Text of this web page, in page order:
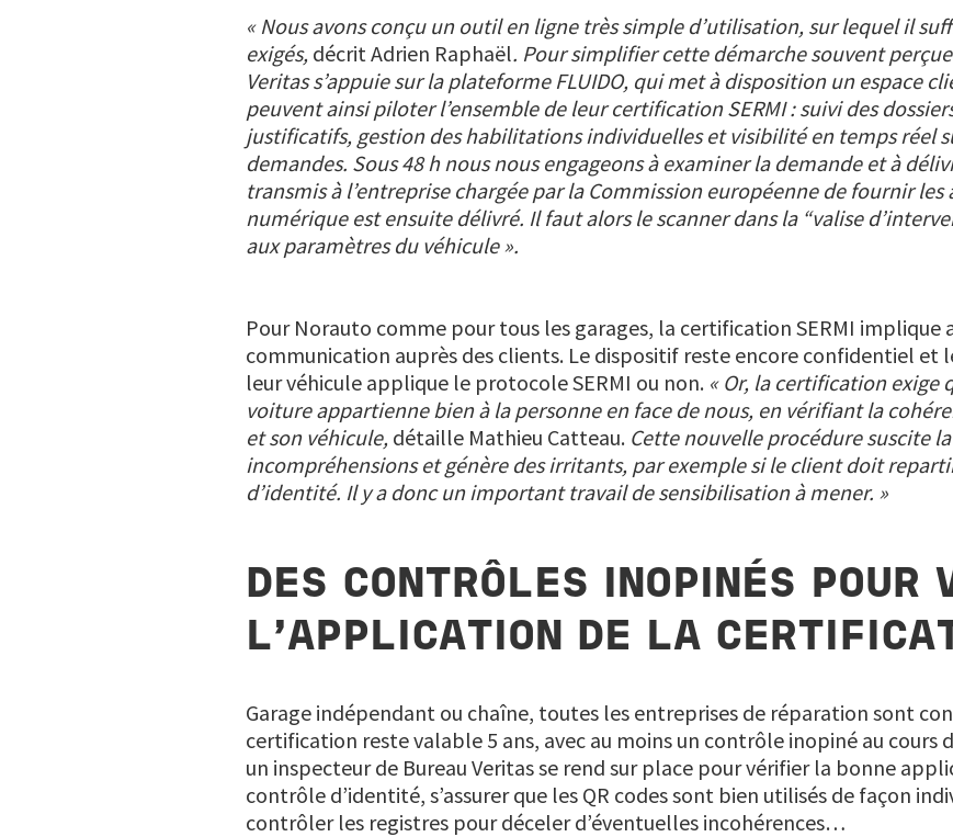
« Nous avons conçu un outil en ligne très simple d’utilisation, sur lequel il
exigés, décrit Adrien Raphaël. Pour simplifier cette démarche souvent
Veritas s’appuie sur la plateforme FLUIDO, qui met à disposition un espace
peuvent ainsi piloter l’ensemble de leur certification SERMI : suivi des
justificatifs, gestion des habilitations individuelles et visibilité en temps réel
demandes. Sous 48 h nous nous engageons à examiner la demande et à
transmis à l’entreprise chargée par la Commission européenne de fournir
numérique est ensuite délivré. Il faut alors le scanner dans la “valise
aux paramètres du véhicule ».
Pour Norauto comme pour tous les garages, la certification SERMI implique
communication auprès des clients. Le dispositif reste encore confidentiel et
leur véhicule applique le protocole SERMI ou non. « Or, la certification exige
voiture appartienne bien à la personne en face de nous, en vérifiant la
et son véhicule, détaille Mathieu Catteau. Cette nouvelle procédure suscite
incompréhensions et génère des irritants, par exemple si le client doit
d’identité. Il y a donc un important travail de sensibilisation à mener. »
DES CONTRÔLES INOPINÉS POUR
L’APPLICATION DE LA
Garage indépendant ou chaîne, toutes les entreprises de réparation sont
certification reste valable 5 ans, avec au moins un contrôle inopiné au cours
un inspecteur de Bureau Veritas se rend sur place pour vérifier la bonne
contrôle d’identité, s’assurer que les QR codes sont bien utilisés de façon
contrôler les registres pour déceler d’éventuelles incohérences…